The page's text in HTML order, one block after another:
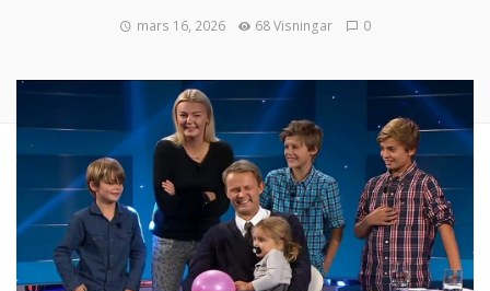
mars 16, 2026 68 Visningar 0